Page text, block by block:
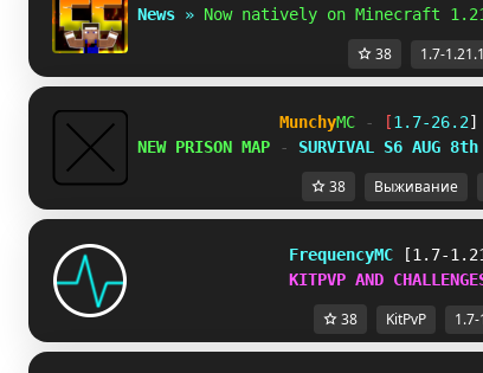
News » Now natively on Minecraft
38 1.7-
MunchyMC - [1.7-26.2]
NEW PRISON MAP
- SURVIVAL S6 AUG 8th
38 Выживание
FrequencyMC
[1.7-
KITPVP AND
38 KitPvP 1.7-